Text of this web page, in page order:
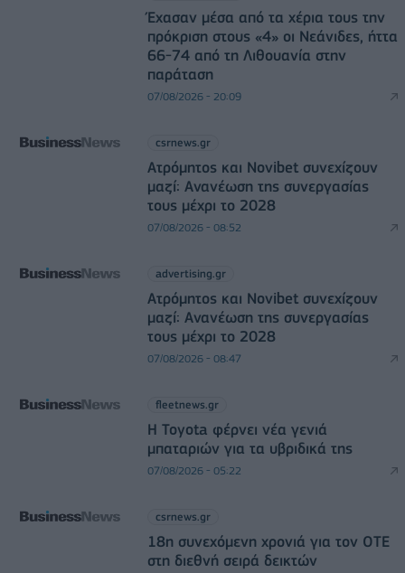
Έχασαν μέσα από τα χέρια τους την
πρόκριση στους «4» οι Νεάνιδες, ήττα
66-74 από τη Λιθουανία στην
παράταση
07/08/2026 - 20:09
csrnews.gr
Ατρόμητος και Novibet συνεχίζουν
μαζί: Ανανέωση της συνεργασίας
τους μέχρι το 2028
07/08/2026 - 08:52
advertising.gr
Ατρόμητος και Novibet συνεχίζουν
μαζί: Ανανέωση της συνεργασίας
τους μέχρι το 2028
07/08/2026 - 08:47
fleetnews.gr
Η Toyota φέρνει νέα γενιά
μπαταριών για τα υβριδικά της
07/08/2026 - 05:22
csrnews.gr
18η συνεχόμενη χρονιά για τον ΟΤΕ
στη διεθνή σειρά δεικτών